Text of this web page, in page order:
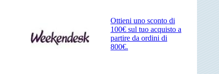
Ottieni uno sconto di
100€ sul tuo acquisto a
partire da ordini di
800€.